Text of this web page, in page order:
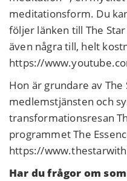
meditationsform. Du
följer länken till The
även några till, helt
https://
Hon är grundare av
medlemstjänsten och
transformationsresan
programmet The
https://
Har du frågor om